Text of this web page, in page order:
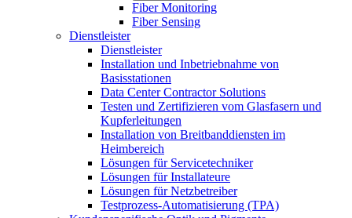
Fiber Monitoring
Fiber Sensing
Dienstleister
Dienstleister
Installation und Inbetriebnahme von
Basisstationen
Data Center Contractor Solutions
Testen und Zertifizieren vom Glasfasern und
Kupferleitungen
Installation von Breitbanddiensten im
Heimbereich
Lösungen für Servicetechniker
Lösungen für Installateure
Lösungen für Netzbetreiber
Testprozess-Automatisierung (TPA)